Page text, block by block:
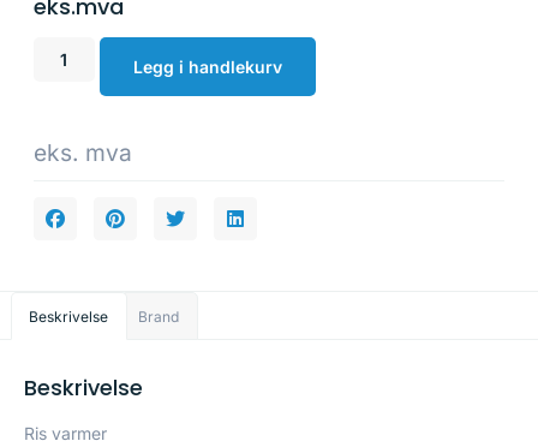
eks.mva
Legg i handlekurv
eks. mva
Beskrivelse Brand
Beskrivelse
Ris varmer